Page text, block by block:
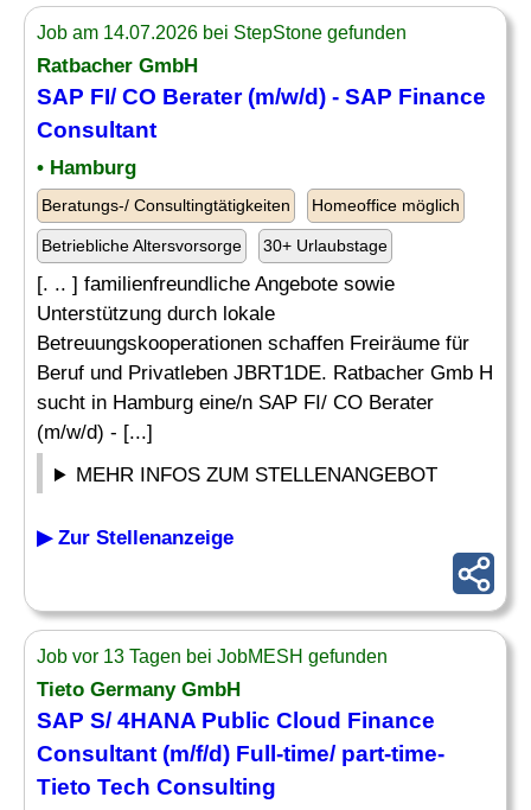
Job am 14.07.2026 bei StepStone gefunden
Ratbacher GmbH
SAP FI/ CO Berater (m/w/d) - SAP Finance
Consultant
• Hamburg
Beratungs-/ Consultingtätigkeiten Homeoffice möglich
Betriebliche Altersvorsorge 30+ Urlaubstage
[. .. ] familienfreundliche Angebote sowie
Unterstützung durch lokale
Betreuungskooperationen schaffen Freiräume für
Beruf und Privatleben JBRT1DE. Ratbacher Gmb H
sucht in Hamburg eine/n SAP FI/ CO Berater
(m/w/d) - [...]
MEHR INFOS ZUM STELLENANGEBOT
▶ Zur Stellenanzeige
Job vor 13 Tagen bei JobMESH gefunden
Tieto Germany GmbH
SAP S/ 4HANA Public Cloud Finance
Consultant (m/f/d) Full-time/ part-time-
Tieto Tech Consulting